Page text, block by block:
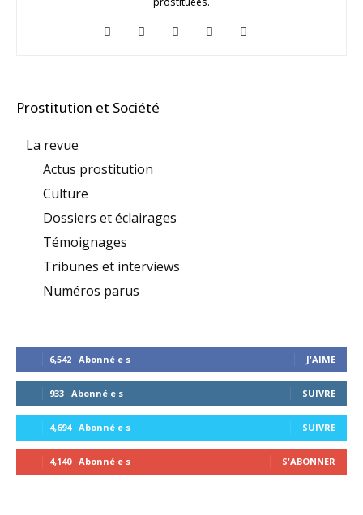
Prostitution et Société
La revue
Actus prostitution
Culture
Dossiers et éclairages
Témoignages
Tribunes et interviews
Numéros parus
6,542 Abonné·e·s J'AIME
933 Abonné·e·s SUIVRE
4,694 Abonné·e·s SUIVRE
4,140 Abonné·e·s S'ABONNER